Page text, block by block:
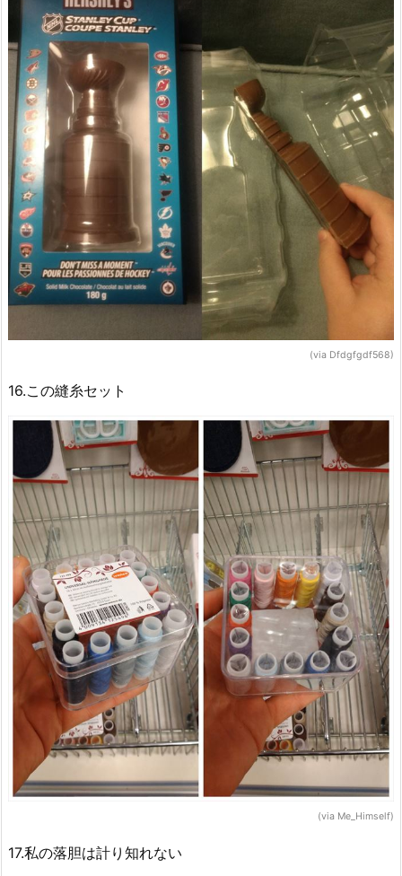
(via Dfdgfgdf568)
16.この縫糸セット
(via Me_Himself)
17.私の落胆は計り知れない